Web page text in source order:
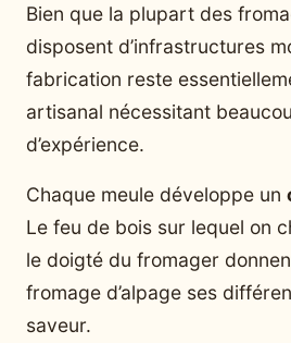
Bien que la plupart des
disposent d’infrastructures
fabrication reste
artisanal nécessitant
d’expérience.
Chaque meule développe un
Le feu de bois sur lequel on
le doigté du fromager
fromage d’alpage ses
saveur.